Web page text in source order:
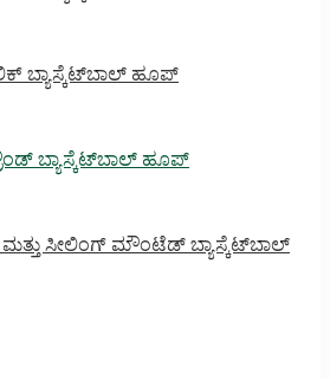
ಬ್ಯಾಸ್ಕೆಟ್‌ಬಾಲ್ ಹೂಪ್
ಬ್ಯಾಸ್ಕೆಟ್‌ಬಾಲ್ ಹೂಪ್
ಸೀಲಿಂಗ್ ಮೌಂಟೆಡ್ ಬ್ಯಾಸ್ಕೆಟ್‌ಬಾಲ್